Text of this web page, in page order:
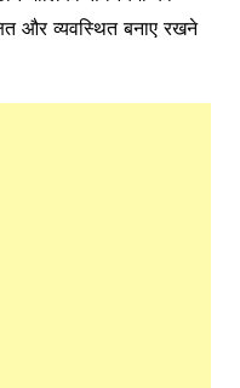
और व्यवस्थित बनाए रखने